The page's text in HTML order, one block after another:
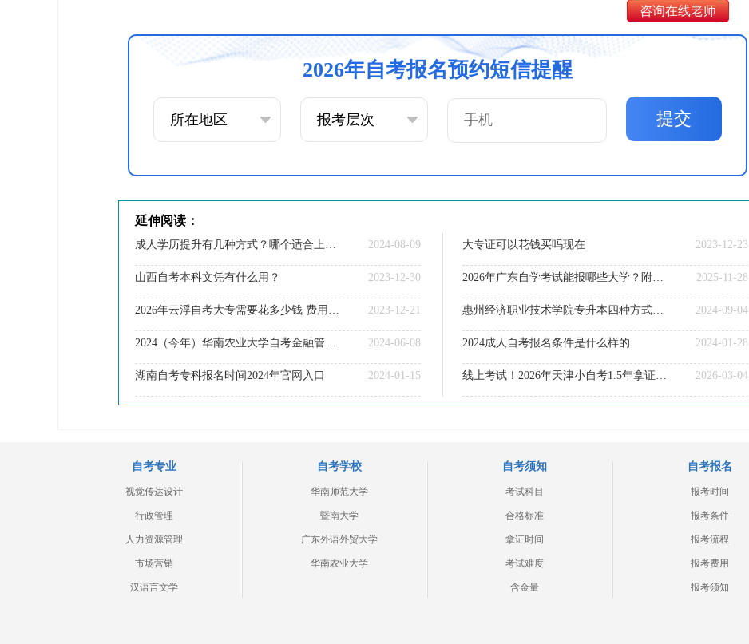
咨询在线老师
2026年自考报名预约短信提醒
提交
延伸阅读：
2024-08-09
山西自考本科文凭有什么用？ 2023-12-30
2023-12-21
2024-06-08
湖南自考专科报名时间2024年官网入口 2024-01-15
大专证可以花钱买吗现在 2023-12-23
2025-11-28
2024-09-04
2024成人自考报名条件是什么样的 2024-01-28
2026-03-04
自考专业
视觉传达设计
行政管理
人力资源管理
市场营销
汉语言文学
自考学校
华南师范大学
暨南大学
广东外语外贸大学
华南农业大学
自考须知
考试科目
合格标准
拿证时间
考试难度
含金量
自考报名
报考时间
报考条件
报考流程
报考费用
报考须知